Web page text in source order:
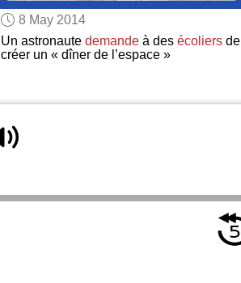
8 May 2014
Un astronaute demandeà des écoliersde
créer un « dîner de l’espace »